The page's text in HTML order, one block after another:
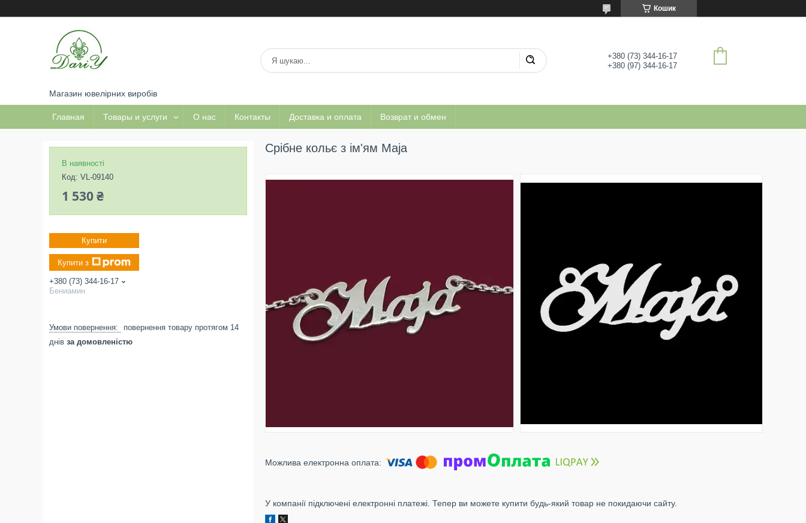
Кошик
Магазин ювелірних виробів
+380 (73) 344-16-17
+380 (97) 344-16-17
Главная Товары и услуги О нас Контакты Доставка и оплата Возврат и обмен
Срібне кольє з ім'ям Maja
У компанії підключені електронні платежі. Тепер ви можете купити будь-який товар не покидаючи сайту.
В наявності
Код: VL-09140
1 530 ₴
Купити
Купити з
+380 (73) 344-16-17
Бениамин
повернення товару протягом 14
днів за домовленістю